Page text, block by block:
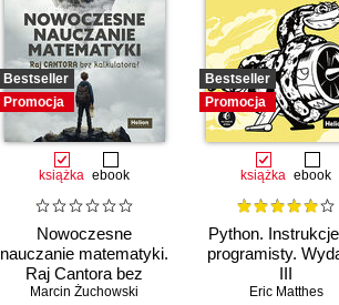
Bestseller
Promocja
książka ebook
Nowoczesne
nauczanie matematyki.
Raj Cantora bez
kalkulatora?
Marcin Żuchowski
Bestseller
Promocja
książka ebook
Python.
programisty.
III
Eric Matthes